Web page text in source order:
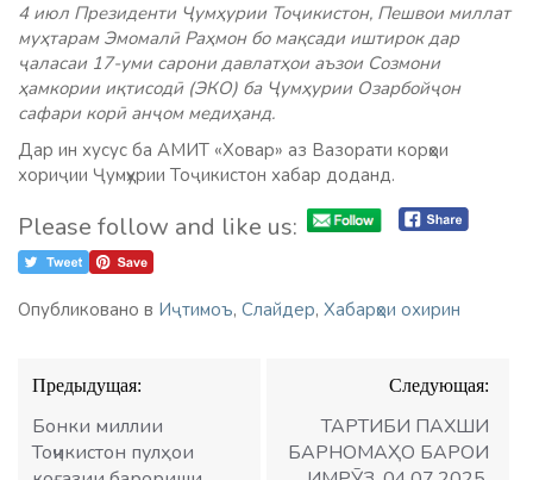
4 июл Президенти Ҷумҳурии Тоҷикистон, Пешвои миллат
муҳтарам Эмомалӣ Раҳмон бо мақсади иштирок дар
ҷаласаи 17-уми сарони давлатҳои аъзои Созмони
ҳамкории иқтисодӣ (ЭКО) ба Ҷумҳурии Озарбойҷон
сафари корӣ анҷом медиҳанд.
Дар ин хусус ба АМИТ «Ховар» аз Вазорати корҳои
хориҷии Ҷумҳурии Тоҷикистон хабар доданд.
Please follow and like us:
Опубликовано в Иҷтимоъ, Слайдер, Хабарҳои охирин
Навигация
по
записям
Предыдущая:
Бонки миллии
Тоҷикистон пулҳои
Следующая:
ТАРТИБИ ПАХШИ
БАРНОМАҲО БАРОИ